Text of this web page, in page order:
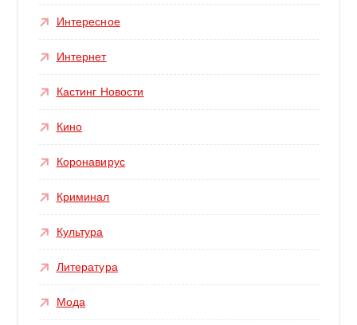
Интересное
Интернет
Кастинг Новости
Кино
Коронавирус
Криминал
Культура
Литература
Мода